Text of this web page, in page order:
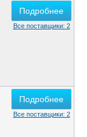
Подробнее
Все поставщики: 2
Подробнее
Все поставщики: 2